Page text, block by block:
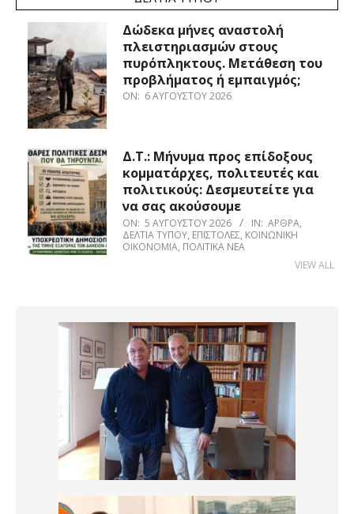
Δώδεκα μήνες αναστολή
πλειστηριασμών στους
πυρόπληκτους. Μετάθεση του
προβλήματος ή εμπαιγμός;
ON: 6 ΑΥΓΟΎΣΤΟΥ 2026
Δ.Τ.: Μήνυμα προς επίδοξους
κομματάρχες, πολιτευτές και
πολιτικούς: Δεσμευτείτε για
να σας ακούσουμε
ON: 5 ΑΥΓΟΎΣΤΟΥ 2026 IN: ΆΡΘΡΑ,
ΔΕΛΤΊΑ ΤΎΠΟΥ, ΕΠΙΣΤΟΛΈΣ, ΚΟΙΝΩΝΙΚΉ
ΟΙΚΟΝΟΜΊΑ, ΠΟΛΙΤΙΚΆ ΝΈΑ
VIEW ALL